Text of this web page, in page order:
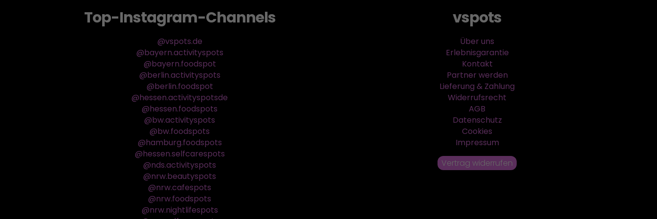
Top-Instagram-Channels
@vspots.de
@bayern.activityspots
@bayern.foodspot
@berlin.activityspots
@berlin.foodspot
@hessen.activityspotsde
@hessen.foodspots
@bw.activityspots
@bw.foodspots
@hamburg.foodspots
@hessen.selfcarespots
@nds.activityspots
@nrw.beautyspots
@nrw.cafespots
@nrw.foodspots
@nrw.nightlifespots
vspots
Über uns
Erlebnisgarantie
Kontakt
Partner werden
Lieferung & Zahlung
Widerrufsrecht
AGB
Datenschutz
Cookies
Impressum
Vertrag widerrufen